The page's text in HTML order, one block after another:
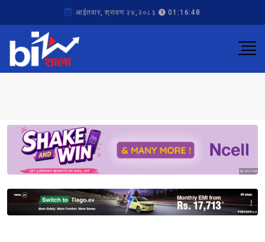
आईतवार, श्रावण २४,२०८३ 01:16:48
Sponsored
Sponsored